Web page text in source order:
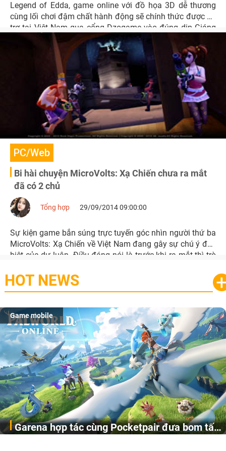
Legend of Edda, game online với đồ họa 3D dễ thương
cùng lối chơi đậm chất hành động sẽ chính thức được hỗ
trợ tại Việt Nam qua cổng Dzogame vào đúng dịp Giáng
Sinh 2014.
PC/Web
Bi hài chuyện MicroVolts: Xạ Chiến chưa ra mắt
đã có 2 chủ
Tổng hợp 29/09/2014 09:00:00
Sự kiện game bắn súng trực tuyến góc nhìn người thứ ba
MicroVolts: Xạ Chiến về Việt Nam đang gây sự chú ý đặc
biệt của dư luận. Điều đáng nói là trước khi ra mắt thì trò
đâu mới là sự thật?
HOT NEWS
Game mobile
Garena hợp tác cùng Pocketpair đưa bom tấn